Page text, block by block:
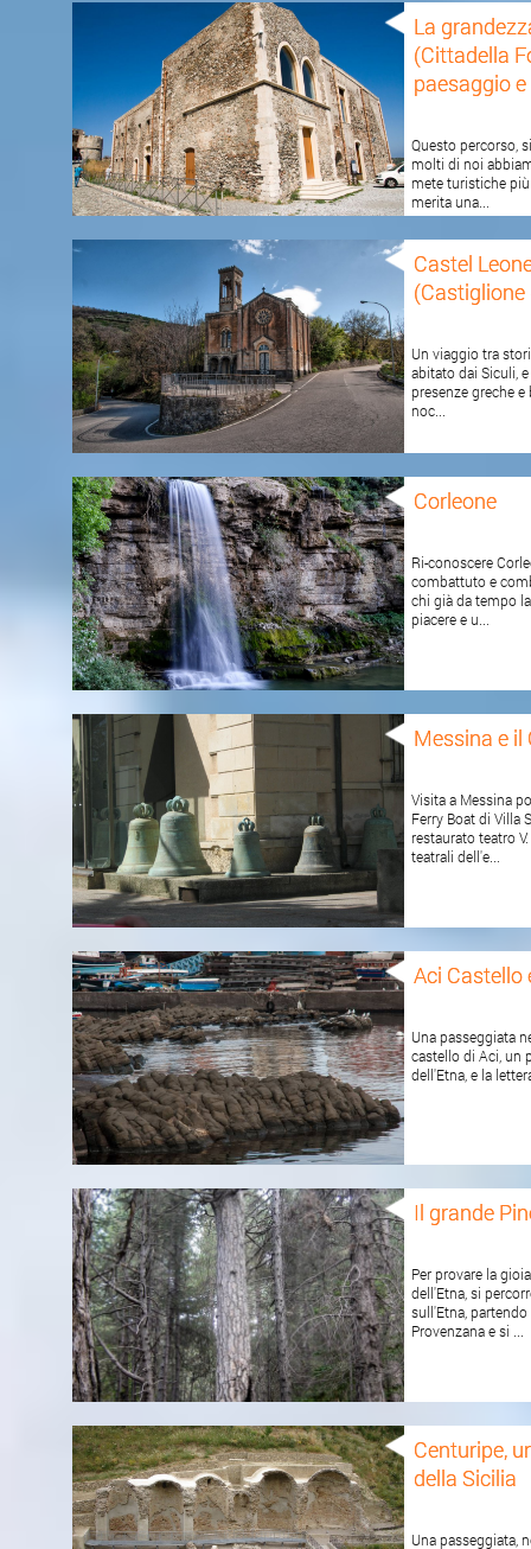
La
(Cittadella
paesaggio
Questo percorso,
molti di noi
mete turistiche
merita una...
Castel
Un viaggio tra
abitato dai Siculi,
presenze greche
noc...
Corleone
Ri-conoscere
combattuto e
chi già da tempo
piacere e u...
Messina e
Visita a Messina
Ferry Boat di Villa
restaurato teatro
teatrali dell'e...
Aci Castello
Una passeggiata
castello di Aci, un
dell'Etna, e la
Il grande
Per provare la
dell'Etna, si
sull'Etna,
Provenzana e si ...
Centuripe,
della Sicilia
Una passeggiata,